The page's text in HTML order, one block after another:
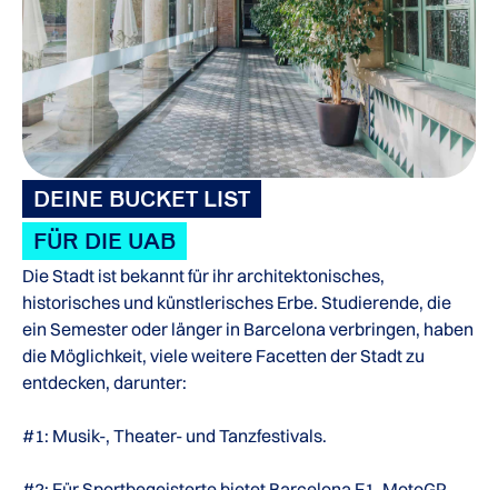
DEINE BUCKET LIST
FÜR DIE UAB
Die Stadt ist bekannt für ihr architektonisches,
historisches und künstlerisches Erbe. Studierende, die
ein Semester oder länger in Barcelona verbringen, haben
die Möglichkeit, viele weitere Facetten der Stadt zu
entdecken, darunter:
#1: Musik-, Theater- und Tanzfestivals.